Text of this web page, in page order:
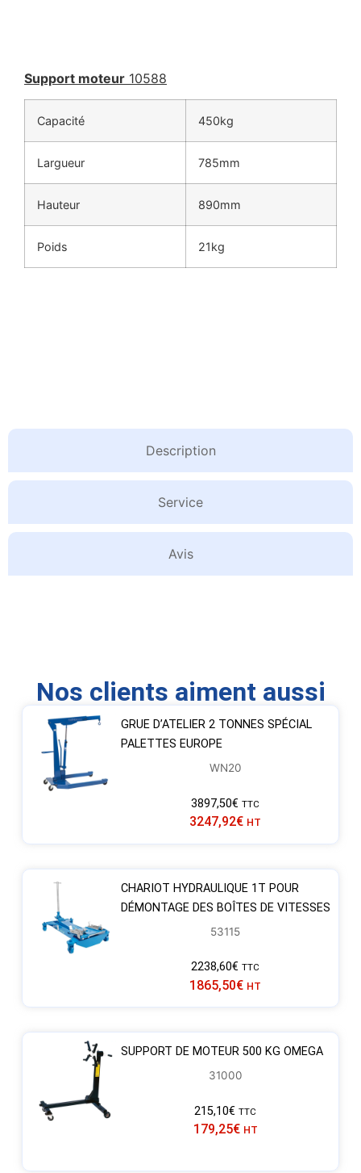
Description
Service
Avis
Support moteur 10588
Capacité 450kg
Largueur 785mm
Hauteur 890mm
Poids 21kg
Nos clients aiment aussi
GRUE D’ATELIER 2 TONNES SPÉCIAL
PALETTES EUROPE
WN20
3897,50€ TTC
3247,92€ HT
CHARIOT HYDRAULIQUE 1T POUR
DÉMONTAGE DES BOÎTES DE VITESSES
53115
2238,60€ TTC
1865,50€ HT
SUPPORT DE MOTEUR 500 KG OMEGA
31000
215,10€ TTC
179,25€ HT